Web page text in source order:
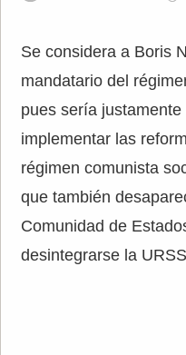
Se considera a Boris
mandatario del
pues sería
implementar las
régimen comunista
que también
Comunidad de
desintegrarse la